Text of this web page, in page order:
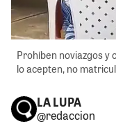
Prohíben noviazgos y
lo acepten, no
LA LUPA
@redaccion